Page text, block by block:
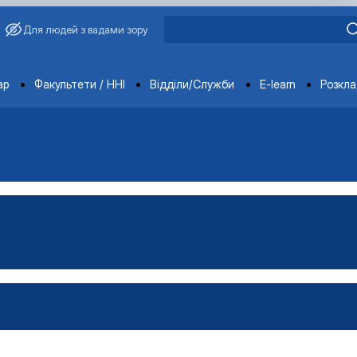
Для людей з вадами зору
Факультети / ННІ Відділи/Служби E-learn